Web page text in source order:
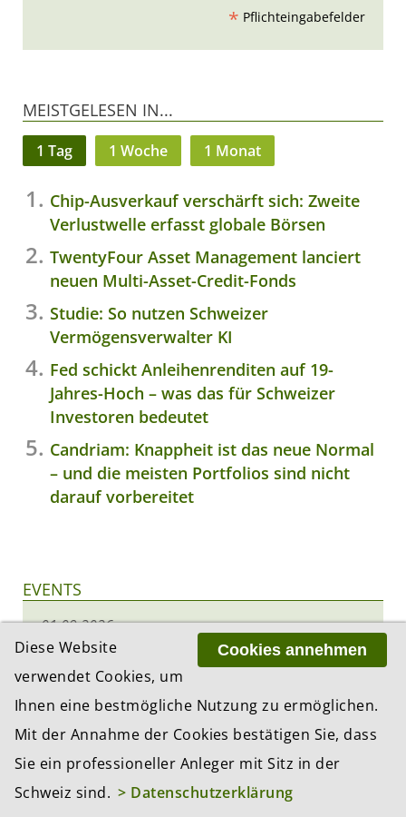
* Pflichteingabefelder
MEISTGELESEN IN...
1 Tag 1 Woche 1 Monat
Chip-Ausverkauf verschärft sich: Zweite
Verlustwelle erfasst globale Börsen
TwentyFour Asset Management lanciert
neuen Multi-Asset-Credit-Fonds
Studie: So nutzen Schweizer
Vermögensverwalter KI
Fed schickt Anleihenrenditen auf 19-
Jahres-Hoch – was das für Schweizer
Investoren bedeutet
Candriam: Knappheit ist das neue Normal
– und die meisten Portfolios sind nicht
darauf vorbereitet
EVENTS
01.09.2026
BEKB-Stiftungsdialog Herbst
Zeit: 10:30 Uhr
Veranstalter:BEKB
Mehr Infos
03.09.2026
Corporate Relocation to Switzerland
Cookies annehmen
Diese Website
verwendet Cookies, um
Ihnen eine bestmögliche Nutzung zu ermöglichen.
Mit der Annahme der Cookies bestätigen Sie, dass
Sie ein professioneller Anleger mit Sitz in der
Schweiz sind. > Datenschutzerklärung